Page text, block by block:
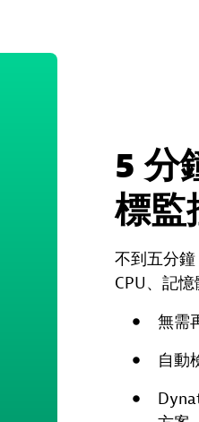
5 分
標監
不到五分
CPU、記憶
無需
自動